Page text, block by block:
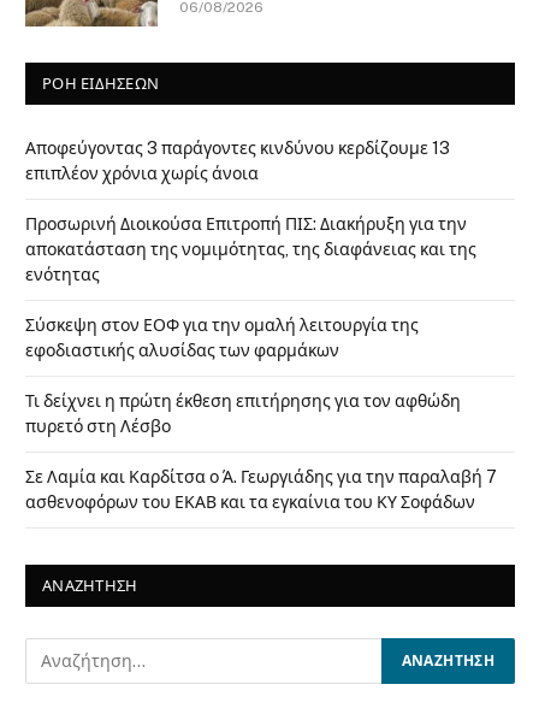
06/08/2026
ΡΟΗ ΕΙΔΗΣΕΩΝ
Αποφεύγοντας 3 παράγοντες κινδύνου κερδίζουμε 13
επιπλέον χρόνια χωρίς άνοια
Προσωρινή Διοικούσα Επιτροπή ΠΙΣ: Διακήρυξη για την
αποκατάσταση της νομιμότητας, της διαφάνειας και της
ενότητας
Σύσκεψη στον ΕΟΦ για την ομαλή λειτουργία της
εφοδιαστικής αλυσίδας των φαρμάκων
Τι δείχνει η πρώτη έκθεση επιτήρησης για τον αφθώδη
πυρετό στη Λέσβο
Σε Λαμία και Καρδίτσα ο Ά. Γεωργιάδης για την παραλαβή 7
ασθενοφόρων του ΕΚΑΒ και τα εγκαίνια του ΚΥ Σοφάδων
ΑΝΑΖΗΤΗΣΗ